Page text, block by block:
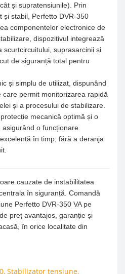
și supratensiunile). Prin
și stabil, Perfetto DVR-350
componentelor electronice de
dispozitivul integrează
scurtcircuitului, suprasarcinii și
de siguranță total pentru
și simplu de utilizat, dispunând
permit monitorizarea rapidă
și a procesului de stabilizare.
mecanică optimă și o
o funcționare
în timp, fără a deranja
cauzate de instabilitatea
în siguranță. Comandă
Perfetto DVR-350 VA pe
preț avantajos, garanție și
în orice localitate din
, Stabilizator tensiune,